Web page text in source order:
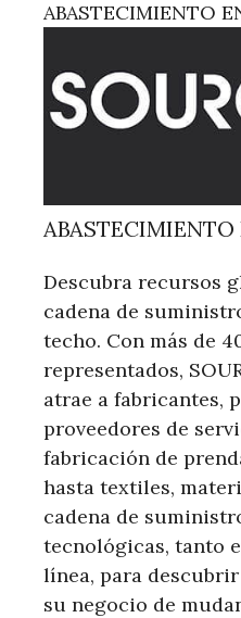
ABASTECIMIENTO
Descubra recursos
cadena de
techo. Con más de
representados,
atrae a fabricantes,
proveedores de
fabricación de
hasta textiles,
cadena de
tecnológicas, tanto
línea, para
su negocio de